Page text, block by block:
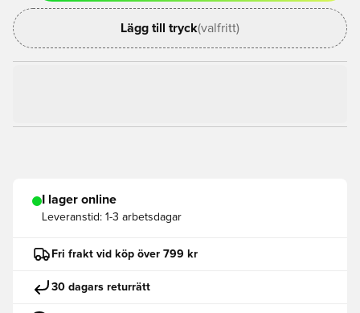
Lägg till tryck(valfritt)
I lager online
Leveranstid: 1-3 arbetsdagar
Fri frakt vid köp över 799 kr
30 dagars returrätt